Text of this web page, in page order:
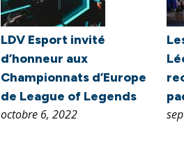
LDV Esport invité
d’honneur aux
Championnats d’Europe
de League of Legends
octobre 6, 2022